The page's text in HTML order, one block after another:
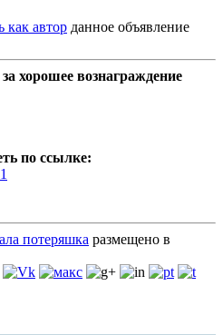
как автор данное объявление
хорошее вознаграждение
по ссылке:
потеряшка размещено в